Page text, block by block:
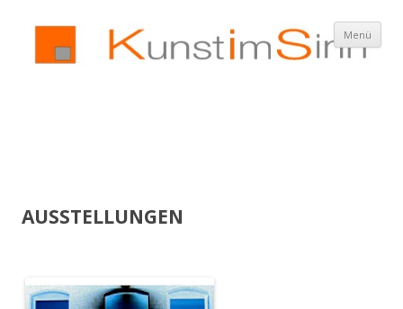
Menü
AUSSTELLUNGEN